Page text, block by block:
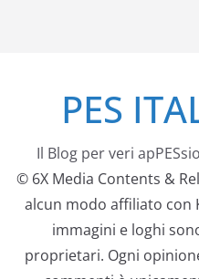
contenutoPES
Il Blog per veri
© 6X Media Contents &
alcun modo affiliato con
immagini e loghi
proprietari. Ogni